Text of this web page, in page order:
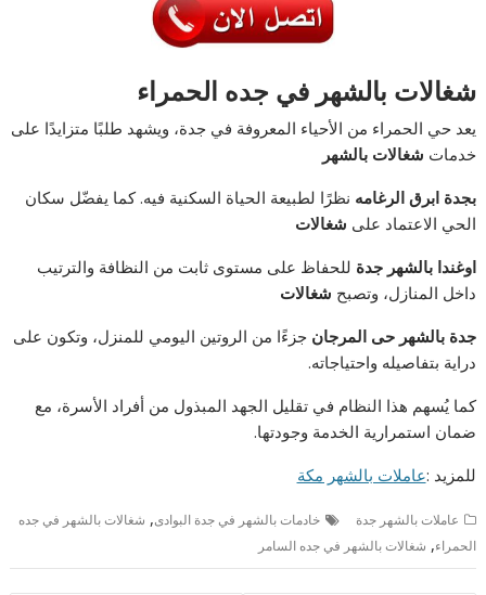
شغالات بالشهر في جده الحمراء
يعد حي الحمراء من الأحياء المعروفة في جدة، ويشهد طلبًا متزايدًا على
خدمات شغالات بالشهر
بجدة ابرق الرغامه نظرًا لطبيعة الحياة السكنية فيه. كما يفضّل سكان
الحي الاعتماد على شغالات
اوغندا بالشهر جدة للحفاظ على مستوى ثابت من النظافة والترتيب
داخل المنازل، وتصبح شغالات
جدة بالشهر حى المرجان جزءًا من الروتين اليومي للمنزل، وتكون على
دراية بتفاصيله واحتياجاته.
كما يُسهم هذا النظام في تقليل الجهد المبذول من أفراد الأسرة، مع
ضمان استمرارية الخدمة وجودتها.
للمزيد :عاملات بالشهر مكة
عاملات بالشهر جدة خادمات بالشهر في جدة البوادى, شغالات بالشهر في جده
الحمراء, شغالات بالشهر في جده السامر